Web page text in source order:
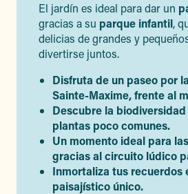
El jardín es ideal para dar un
gracias a su parque infantil,
delicias de grandes y
divertirse juntos.
Disfruta de un paseo por
Sainte-Maxime, frente al
Descubre la
plantas poco comunes.
Un momento ideal para
gracias al circuito lúdico
Inmortaliza tus recuerdos
paisajístico único.